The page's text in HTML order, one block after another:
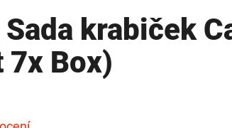
krabiček
7x Box)